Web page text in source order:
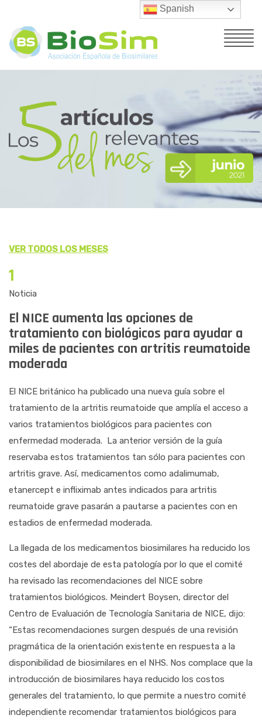
VER TODOS LOS MESES
1
Noticia
El NICE aumenta las opciones de
tratamiento con biológicos para ayudar a
miles de pacientes con artritis reumatoide
moderada
El NICE británico ha publicado una nueva guía sobre el
tratamiento de la artritis reumatoide que amplía el acceso a
varios tratamientos biológicos para pacientes con
enfermedad moderada. La anterior versión de la guía
reservaba estos tratamientos tan sólo para pacientes con
artritis grave. Así, medicamentos como adalimumab,
etanercept e infliximab antes indicados para artritis
reumatoide grave pasarán a pautarse a pacientes con en
estadios de enfermedad moderada.
La llegada de los medicamentos biosimilares ha reducido los
costes del abordaje de esta patología por lo que el comité
ha revisado las recomendaciones del NICE sobre
tratamientos biológicos. Meindert Boysen, director del
Centro de Evaluación de Tecnología Sanitaria de NICE, dijo:
“Estas recomendaciones surgen después de una revisión
pragmática de la orientación existente en respuesta a la
disponibilidad de biosimilares en el NHS. Nos complace que la
introducción de biosimilares haya reducido los costos
generales del tratamiento, lo que permite a nuestro comité
independiente recomendar tratamientos biológicos para
Spanish